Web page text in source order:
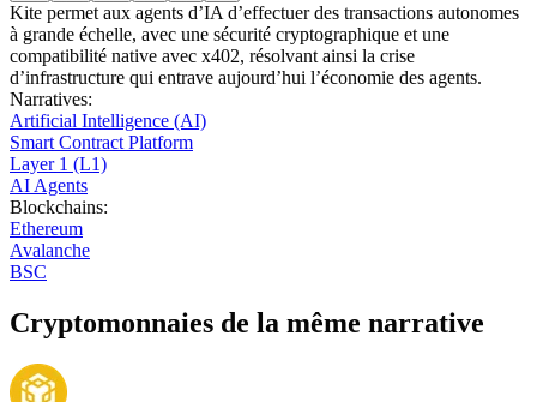
Kite permet aux agents d’IA d’effectuer des transactions autonomes
à grande échelle, avec une sécurité cryptographique et une
compatibilité native avec x402, résolvant ainsi la crise
d’infrastructure qui entrave aujourd’hui l’économie des agents.
Narratives:
Artificial Intelligence (AI)
Smart Contract Platform
Layer 1 (L1)
AI Agents
Blockchains:
Ethereum
Avalanche
BSC
Cryptomonnaies de la même narrative